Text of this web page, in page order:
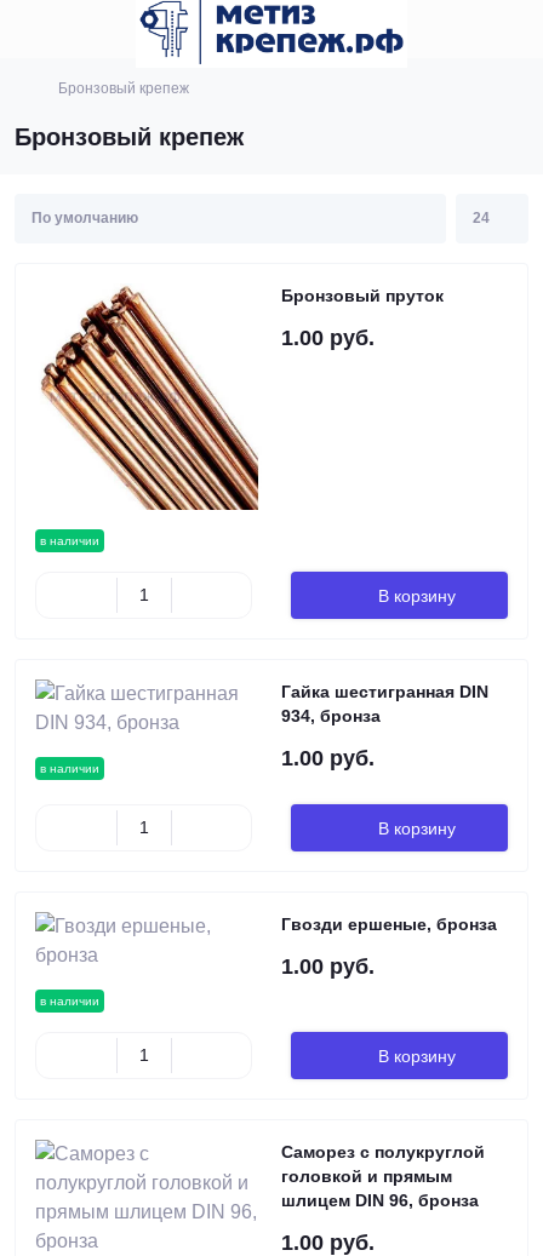
Бронзовый крепеж
Бронзовый крепеж
в наличии
Бронзовый пруток
1.00 руб.
В корзину
в наличии
Гайка шестигранная DIN
934, бронза
1.00 руб.
В корзину
в наличии
Гвозди ершеные, бронза
1.00 руб.
В корзину
Саморез с полукруглой
головкой и прямым
шлицем DIN 96, бронза
1.00 руб.